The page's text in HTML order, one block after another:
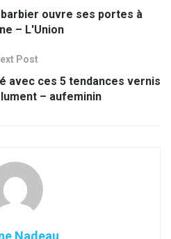
ouvre ses portes à
– L'Union
Post
avec ces 5 tendances vernis
– aufeminin
Nadeau